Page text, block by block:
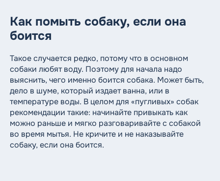
Как помыть собаку, если она
боится
Такое случается редко, потому что в основном
собаки любят воду. Поэтому для начала надо
выяснить, чего именно боится собака. Может быть,
дело в шуме, который издает ванна, или в
температуре воды. В целом для «пугливых» собак
рекомендации такие: начинайте привыкать как
можно раньше и мягко разговаривайте с собакой
во время мытья. Не кричите и не наказывайте
собаку, если она боится.